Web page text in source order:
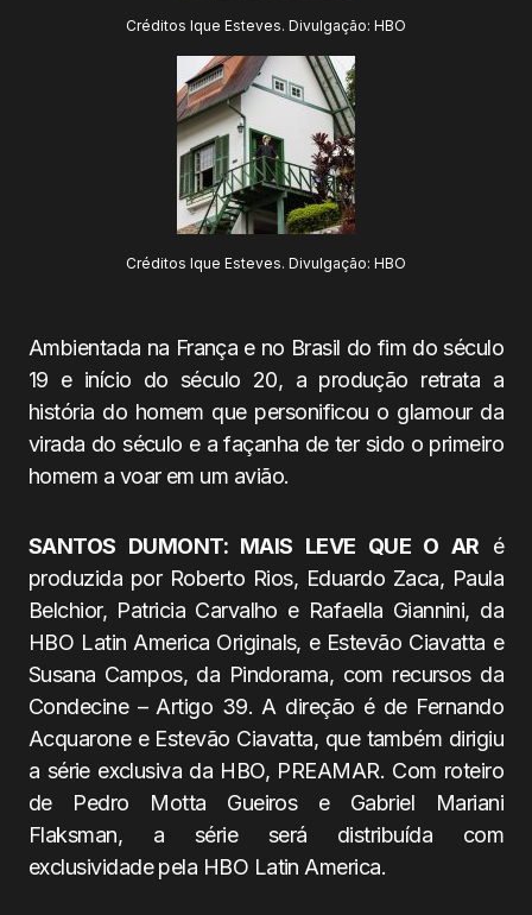
Créditos Ique Esteves. Divulgação: HBO
Créditos Ique Esteves. Divulgação: HBO
Ambientada na França e no Brasil do fim do século
19 e início do século 20, a produção retrata a
história do homem que personificou o glamour da
virada do século e a façanha de ter sido o primeiro
homem a voar em um avião.
SANTOS DUMONT: MAIS LEVE QUE O AR é
produzida por Roberto Rios, Eduardo Zaca, Paula
Belchior, Patricia Carvalho e Rafaella Giannini, da
HBO Latin America Originals, e Estevão Ciavatta e
Susana Campos, da Pindorama, com recursos da
Condecine – Artigo 39. A direção é de Fernando
Acquarone e Estevão Ciavatta, que também dirigiu
a série exclusiva da HBO, PREAMAR. Com roteiro
de Pedro Motta Gueiros e Gabriel Mariani
Flaksman, a série será distribuída com
exclusividade pela HBO Latin America.